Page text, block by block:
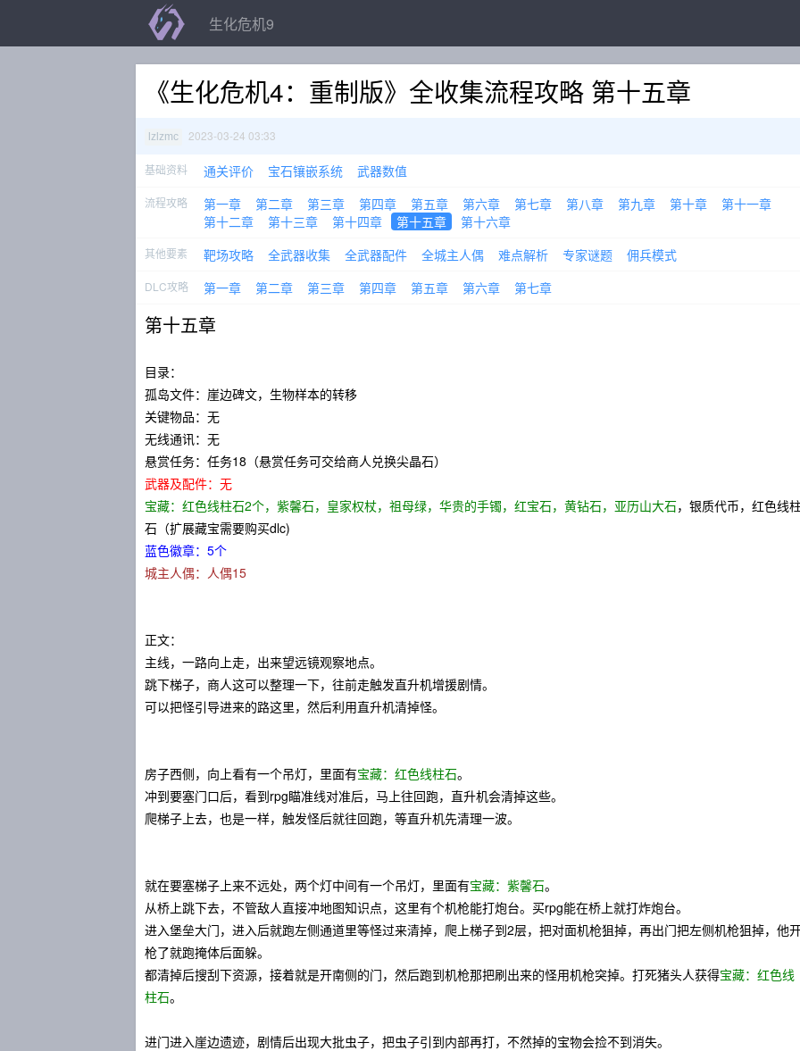
生化危机9
《生化危机4：重制版》全收集流程攻略 第十五章
lzlzmc 2023-03-24 03:33
基础资料 通关评价 宝石镶嵌系统 武器数值
流程攻略 第一章 第二章 第三章 第四章 第五章 第六章 第七章 第八章 第九章 第十章
第十一章
第十二章
第十三章 第十四章 第十五章 第十六章
其他要素 靶场攻略 全武器收集 全武器配件 全城主人偶 难点解析 专家谜题 佣兵模式
DLC攻略 第一章 第二章 第三章 第四章 第五章 第六章 第七章
第十五章
目录：
孤岛文件：崖边碑文，生物样本的转移
关键物品：无
无线通讯：无
悬赏任务：任务18（悬赏任务可交给商人兑换尖晶石）
武器及配件：无
宝藏：红色线柱石2个，紫馨石，皇家权杖，祖母绿，华贵的手镯，红宝石，黄钻石，亚历山大石，银质代币，红色线
石（扩展藏宝需要购买dlc)
蓝色徽章：5个
城主人偶：人偶15
正文：
主线，一路向上走，出来望远镜观察地点。
跳下梯子，商人这可以整理一下，往前走触发直升机增援剧情。
可以把怪引导进来的路这里，然后利用直升机清掉怪。
房子西侧，向上看有一个吊灯，里面有宝藏：红色线柱石。
冲到要塞门口后，看到rpg瞄准线对准后，马上往回跑，直升机会清掉这些。
爬梯子上去，也是一样，触发怪后就往回跑，等直升机先清理一波。
就在要塞梯子上来不远处，两个灯中间有一个吊灯，里面有宝藏：紫馨石。
从桥上跳下去，不管敌人直接冲地图知识点，这里有个机枪能打炮台。买rpg能在桥上就打炸炮台。
进入堡垒大门，进入后就跑左侧通道里等怪过来清掉，爬上梯子到2层，把对面机枪狙掉，再出门把左侧机枪狙掉，他
枪了就跑掩体后面躲。
都清掉后搜刮下资源，接着就是开南侧的门，然后跑到机枪那把刷出来的怪用机枪突掉。打死猪头人获得宝藏：红色线
柱石。
进门进入崖边遗迹，剧情后出现大批虫子，把虫子引到内部再打，不然掉的宝物会捡不到消失。